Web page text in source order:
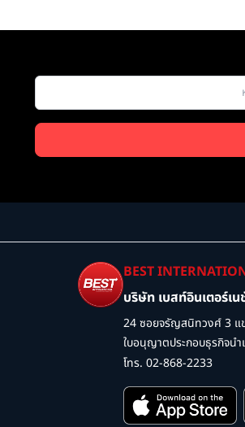
BEST
บริษัท เบสท์อินเตอร์เ
24 ซอยจรัญสนิทวงศ์ 3 แ
ใบอนุญาตประกอบธุรกิจน
โทร. 02-868-2233